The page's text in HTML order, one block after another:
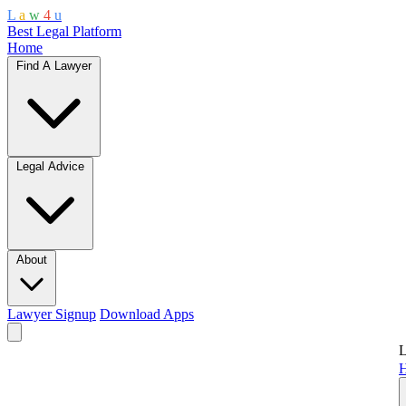
L a w 4 u
Best Legal Platform
Home
Find A Lawyer
Legal Advice
About
Lawyer Signup Download Apps